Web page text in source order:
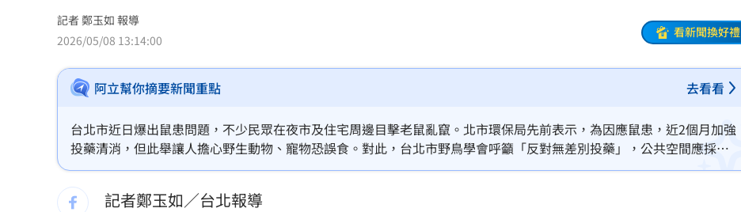
強彈千點！「18檔」收復失土台股ETF
7月急跌觸底 高含積這幾檔受益人激增！
白海豚海警範圍擴大！最新暴風圈侵襲率曝
慈濟遭詐10億 國民黨不認錯反嗆⋯網炸鍋 05:43
美通過制裁案！川普可課俄國商品500%關稅
記者 鄭玉如 報導
2026/05/08 13:14:00
看新聞換好禮
阿立幫你摘要新聞重點 去看看
台北市近日爆出鼠患問題，不少民眾在夜市及住宅周邊目擊老鼠亂竄。北市環保局先前表示，為因應鼠患，近2個月加強
投藥清消，但此舉讓人擔心野生動物、寵物恐誤食。對此，台北市野鳥學會呼籲「反對無差別投藥」，公共空間應採用
「安全型鼠餌盒」，若使用散裝餌劑、不當投藥，恐透過食物鏈毒殺猛禽，摧毀都市生態系。
記者鄭玉如／台北報導